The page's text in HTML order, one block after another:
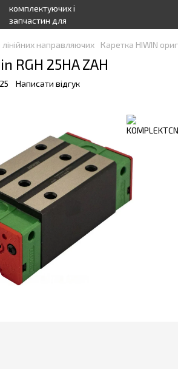
направляючих Каретка HIWIN
RGH 25HA ZAH
Написати відгук